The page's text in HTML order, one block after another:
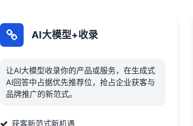
AI大模型+收录
让AI大模型收录你的产品或服务，在生成式
AI回答中占据优先推荐位，抢占企业获客与
品牌推广的新范式。
获客新范式新机遇